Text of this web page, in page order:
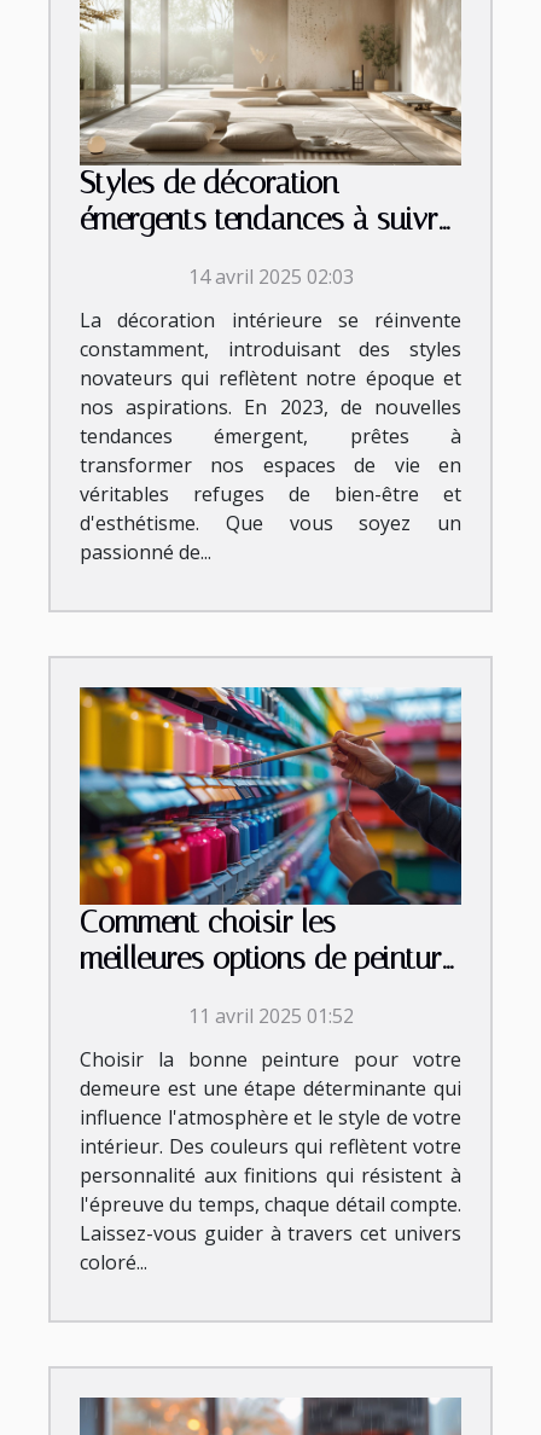
Styles de décoration
émergents tendances à suivre
14 avril 2025 02:03
La décoration intérieure se réinvente
constamment, introduisant des styles
novateurs qui reflètent notre époque et
nos aspirations. En 2023, de nouvelles
tendances émergent, prêtes à
transformer nos espaces de vie en
véritables refuges de bien-être et
d'esthétisme. Que vous soyez un
passionné de...
Comment choisir les
meilleures options de peinture
11 avril 2025 01:52
Choisir la bonne peinture pour votre
demeure est une étape déterminante qui
influence l'atmosphère et le style de votre
intérieur. Des couleurs qui reflètent votre
personnalité aux finitions qui résistent à
l'épreuve du temps, chaque détail compte.
Laissez-vous guider à travers cet univers
coloré...